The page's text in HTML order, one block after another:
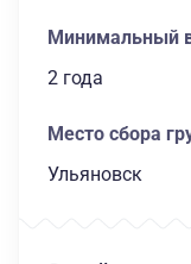
Минимальный
2 года
Место сбора
Ульяновск